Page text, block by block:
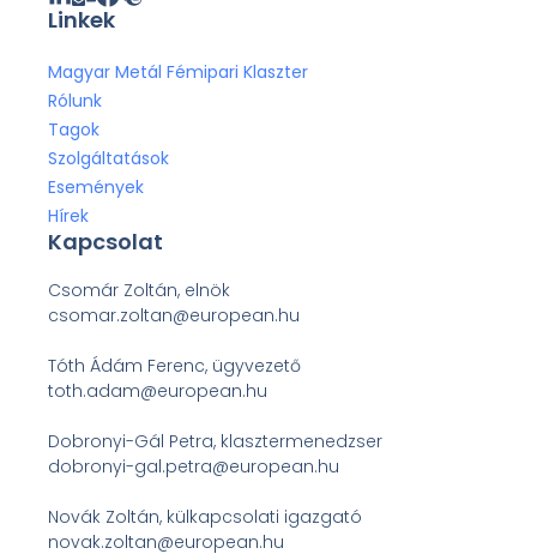
Linkek
Magyar Metál Fémipari Klaszter
Rólunk
Tagok
Szolgáltatások
Események
Hírek
Kapcsolat
Csomár Zoltán, elnök
csomar.zoltan@european.hu
Tóth Ádám Ferenc, ügyvezető
toth.adam@european.hu
Dobronyi-Gál Petra, klasztermenedzser
dobronyi-gal.petra@european.hu
Novák Zoltán, külkapcsolati igazgató
novak.zoltan@european.hu